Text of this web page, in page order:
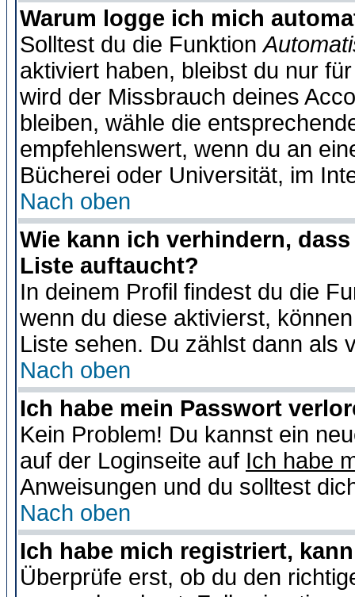
Warum logge ich mich
Solltest du die Funktion
aktiviert haben, bleibst du nur
wird der Missbrauch deines
bleiben, wähle die
empfehlenswert, wenn du an
Bücherei oder Universität, im
Nach oben
Wie kann ich verhindern,
Liste auftaucht?
In deinem Profil findest du die
wenn du diese aktivierst,
Liste sehen. Du zählst dann als
Nach oben
Ich habe mein Passwort
Kein Problem! Du kannst ein
auf der Loginseite auf Ich habe
Anweisungen und du solltest
Nach oben
Ich habe mich registriert,
Überprüfe erst, ob du den